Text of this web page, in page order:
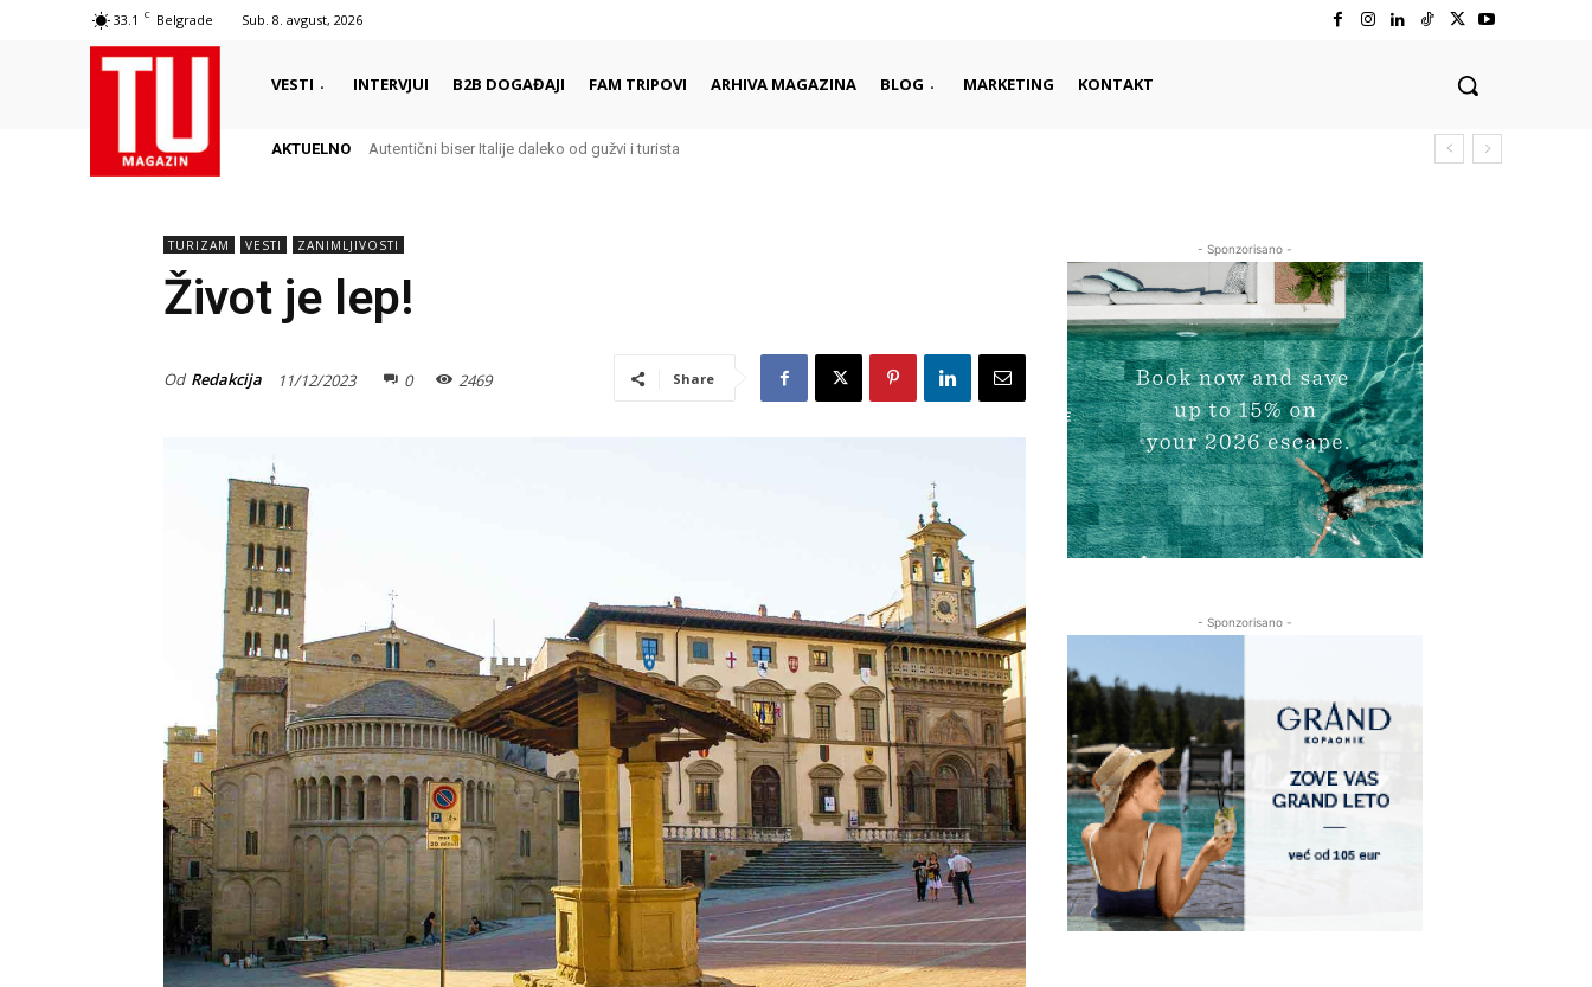
33.1 C Belgrade Sub. 8. avgust, 2026
VESTI INTERVJUI B2B DOGAĐAJI FAM TRIPOVI ARHIVA MAGAZINA BLOG MARKETING KONTAKT
AKTUELNO Delikates sa kojim Grci započinju i završavaju dan
Autentični biser Italije daleko od gužvi i turista
TURIZAM VESTI ZANIMLJIVOSTI
Život je lep!
Od Redakcija 11/12/2023 0 2469 Share
- Sponzorisano -
- Sponzorisano -